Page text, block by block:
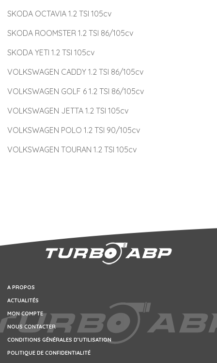
SKODA OCTAVIA 1.2 TSI 105cv
SKODA ROOMSTER 1.2 TSI 86/105cv
SKODA YETI 1.2 TSI 105cv
VOLKSWAGEN CADDY 1.2 TSI 86/105cv
VOLKSWAGEN GOLF 6 1.2 TSI 86/105cv
VOLKSWAGEN JETTA 1.2 TSI 105cv
VOLKSWAGEN POLO 1.2 TSI 90/105cv
VOLKSWAGEN TOURAN 1.2 TSI 105cv
A PROPOS
ACTUALITÉS
MON COMPTE
NOUS CONTACTER
CONDITIONS GÉNÉRALES D’UTILISATION
POLITIQUE DE CONFIDENTIALITÉ